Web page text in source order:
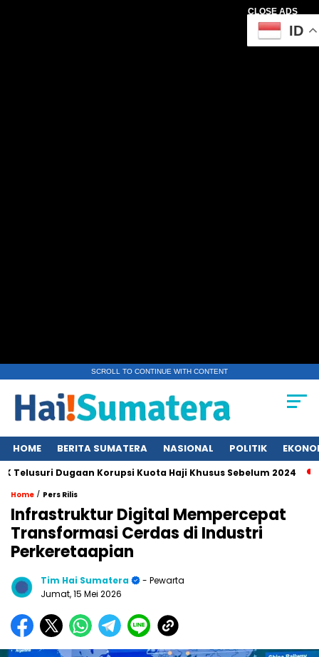
CLOSE ADS
SCROLL TO CONTINUE WITH CONTENT
HOME BERITA SUMATERA NASIONAL POLITIK
Dugaan Korupsi Kuota Haji Khusus Sebelum 2024 Erupsi
Home / Pers Rilis
Infrastruktur Digital Mempercepat
Transformasi Cerdas di Industri
Perkeretaapian
Tim Hai Sumatera
- Pewarta
Jumat, 15 Mei 2026
ID